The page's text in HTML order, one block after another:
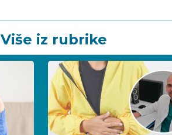
Više iz rubrike